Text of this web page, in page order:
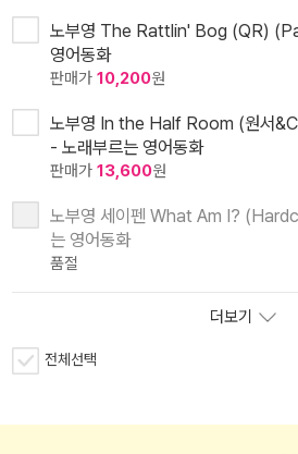
노부영 The Rattlin' Bog (QR)
영어동화
판매가 10,200원
노부영 In the Half Room (원서
- 노래부르는 영어동화
판매가 13,600원
노부영 세이펜 What Am I?
는 영어동화
품절
더보기
전체선택